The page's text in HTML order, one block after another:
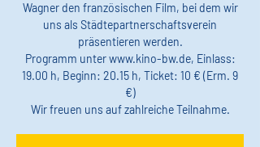
Wagner den französischen Film, bei dem wir
uns als Städtepartnerschaftsverein
präsentieren werden.
Programm unter www.kino-bw.de, Einlass:
19.00 h, Beginn: 20.15 h, Ticket: 10 € (Erm. 9
€)
Wir freuen uns auf zahlreiche Teilnahme.